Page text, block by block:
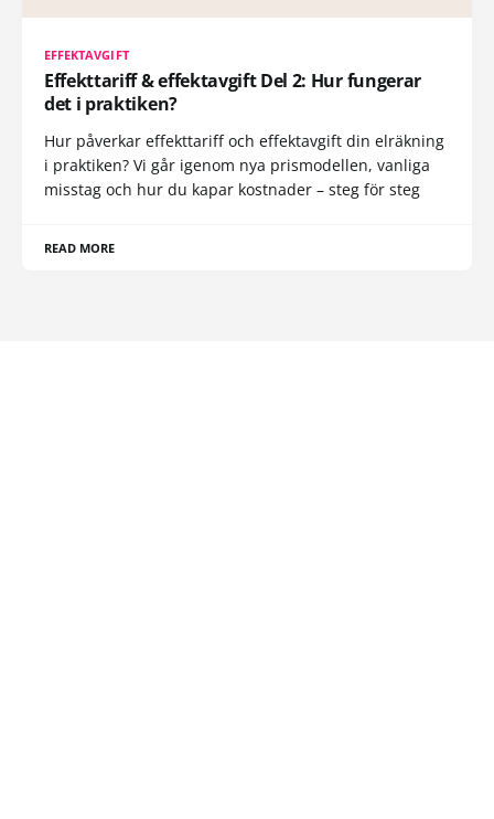
EFFEKTAVGIFT
Effekttariff & effektavgift Del 2: Hur fungerar
det i praktiken?
Hur påverkar effekttariff och effektavgift din elräkning
i praktiken? Vi går igenom nya prismodellen, vanliga
misstag och hur du kapar kostnader – steg för steg
READ MORE